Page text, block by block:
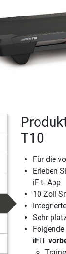
T10
Für die
Erleben
iFit- App
10 Zoll
Sehr
iFIT